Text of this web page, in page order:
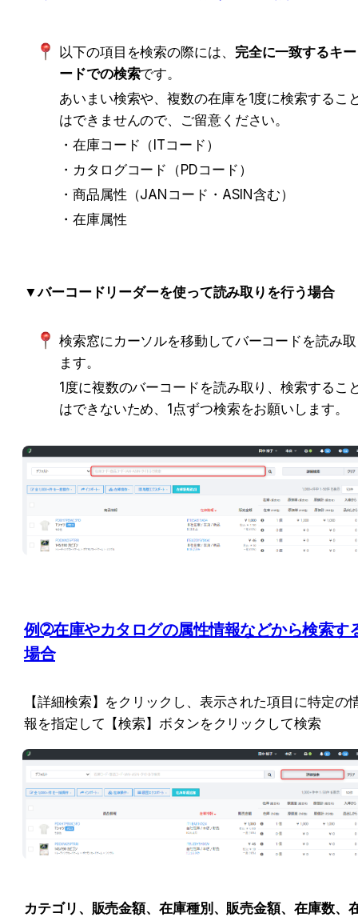
以下の項目を検索の際には、 完全に一致するキ
ードでの検索です。
あいまい検索や、複数の在庫を1度に検索するこ
はできませんので、ご留意ください。
・在庫コード（ITコード）
・カタログコード（PDコード）
・商品属性（JANコード・ASIN含む）
・在庫属性
▼バーコードリーダーを使って読み取りを行う場合
検索窓にカーソルを移動してバーコードを読み
ます。
1度に複数のバーコードを読み取り、検索するこ
はできないため、1点ずつ検索をお願いします。
例➁在庫やカタログの属性情報などから検索す
場合
【詳細検索】をクリックし、表示された項目に特定の
報を指定して【検索】ボタンをクリックして検索
カテゴリ、販売金額、在庫種別、販売金額、在庫数、